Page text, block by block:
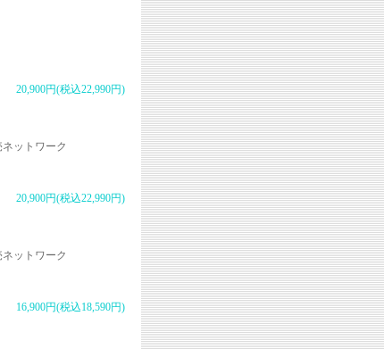
20,900円(税込22,990円)
ットワーク
20,900円(税込22,990円)
ットワーク
16,900円(税込18,590円)